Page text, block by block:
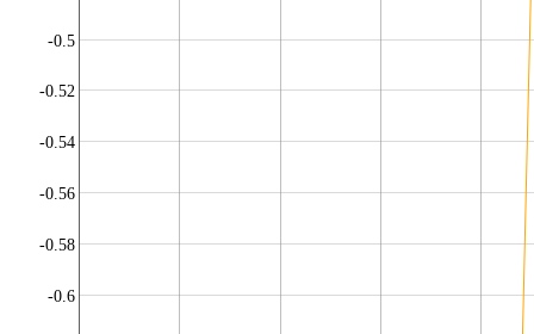
-0.6
-0.58
-0.56
-0.54
-0.52
-0.5